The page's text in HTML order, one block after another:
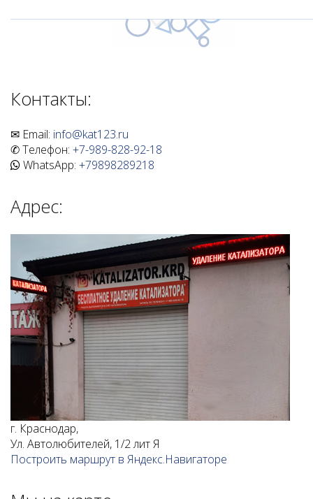
Контакты:
✉ Email: info@kat123.ru
✆ Телефон: +7-989-828-92-18
WhatsApp: +79898289218
Адрес:
г. Краснодар,
Ул. Автолюбителей, 1/2 лит Я
Построить маршрут в Яндекс.Навигаторе